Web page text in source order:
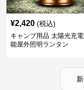
¥2,420 (税込)
キャンプ用品 太陽光充
能屋外照明ランタン